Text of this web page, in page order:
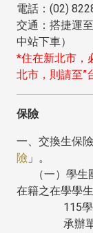
電話：(02)
交通：搭捷運
中站下車）
*住在新北市，
北市，則請至”
保險
一、交換生保
險 」。
（一）學生
在籍之在學學
115學年度
承辦單位為